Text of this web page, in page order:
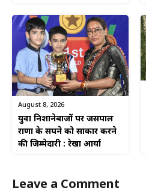
August 8, 2026
युवा निशानेबाजों पर जसपाल
राणा के सपने को साकार करने
की जिम्मेदारी : रेखा आर्या
Leave a Comment